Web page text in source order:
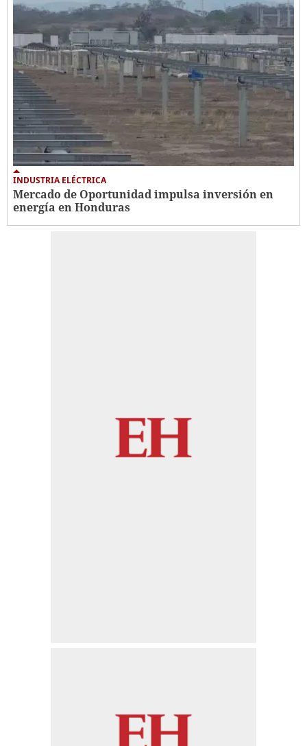
INDUSTRIA ELÉCTRICA
Mercado de Oportunidad impulsa inversión en
energía en Honduras